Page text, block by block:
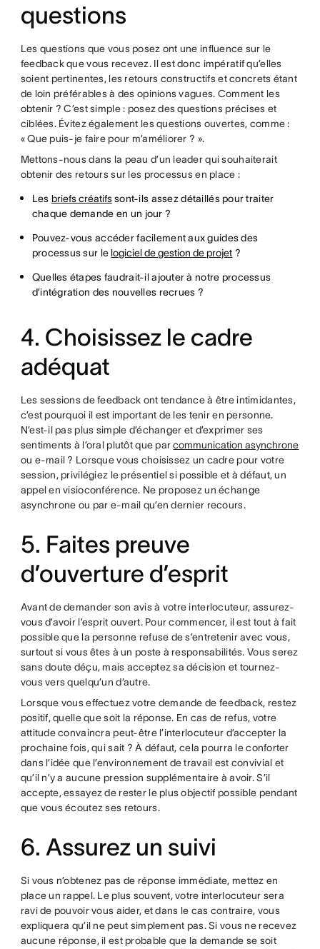
questions
Les questions que vous posez ont une influence sur le
feedback que vous recevez. Il est donc impératif qu’elles
soient pertinentes, les retours constructifs et concrets étant
de loin préférables à des opinions vagues. Comment les
obtenir ? C’est simple : posez des questions précises et
ciblées. Évitez également les questions ouvertes, comme :
« Que puis-je faire pour m’améliorer ? ».
Mettons-nous dans la peau d’un leader qui souhaiterait
obtenir des retours sur les processus en place :
Les briefs créatifssont-ils assez détaillés pour traiter
chaque demande en un jour ?
Pouvez-vous accéder facilement aux guides des
processus sur lelogiciel de gestion de projet ?
Quelles étapes faudrait-il ajouter à notre processus
d’intégration des nouvelles recrues ?
4. Choisissez le cadre
adéquat
Les sessions de feedback ont tendance à être intimidantes,
c’est pourquoi il est important de les tenir en personne.
N’est-il pas plus simple d’échanger et d’exprimer ses
sentiments à l’oral plutôt que parcommunication asynchrone
ou e-mail ? Lorsque vous choisissez un cadre pour votre
session, privilégiez le présentiel si possible et à défaut, un
appel en visioconférence. Ne proposez un échange
asynchrone ou par e-mail qu’en dernier recours.
5. Faites preuve
d’ouverture d’esprit
Avant de demander son avis à votre interlocuteur, assurez-
vous d’avoir l’esprit ouvert. Pour commencer, il est tout à fait
possible que la personne refuse de s’entretenir avec vous,
surtout si vous êtes à un poste à responsabilités. Vous serez
sans doute déçu, mais acceptez sa décision et tournez-
vous vers quelqu’un d’autre.
Lorsque vous effectuez votre demande de feedback, restez
positif, quelle que soit la réponse. En cas de refus, votre
attitude convaincra peut-être l’interlocuteur d’accepter la
prochaine fois, qui sait ? À défaut, cela pourra le conforter
dans l’idée que l’environnement de travail est convivial et
qu’il n’y a aucune pression supplémentaire à avoir. S’il
accepte, essayez de rester le plus objectif possible pendant
que vous écoutez ses retours.
6. Assurez un suivi
Si vous n’obtenez pas de réponse immédiate, mettez en
place un rappel. Le plus souvent, votre interlocuteur sera
ravi de pouvoir vous aider, et dans le cas contraire, vous
expliquera qu’il ne peut simplement pas. Si vous ne recevez
aucune réponse, il est probable que la demande se soit